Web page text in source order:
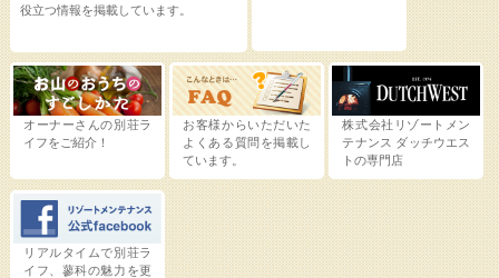
役立つ情報を掲載しています。
オーナーさんの別荘ラ
イフをご紹介！
お客様からいただいた
よくある質問を掲載し
ています。
株式会社リゾートメン
テナンス ダッチウエス
トの専門店
リアルタイムで別荘ラ
イフ、蓼科の魅力を更